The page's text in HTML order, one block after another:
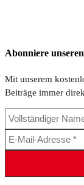
Abonniere
Mit unserem
Beiträge immer